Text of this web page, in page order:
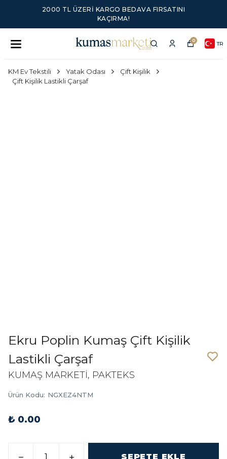
2000 TL ÜZERI KARGO BEDAVA FIRSATINI
KAÇIRMA!
0 TR
KM Ev Tekstili Yatak Odası
Çift Kişilik
Çift Kişilik Lastikli Çarşaf
Ekru Poplin Kumaş Çift Kişilik
Lastikli Çarşaf
KUMAŞ MARKETİ, PAKTEKS
Ürün Kodu: NGXEZ4NTM
₺ 0.00
SEPETE EKLE